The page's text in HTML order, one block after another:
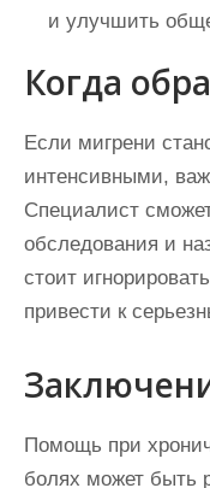
и улучшить
Когда
Если мигрени
интенсивными,
Специалист
обследования и
стоит
привести к
Помощь при
болях может быть